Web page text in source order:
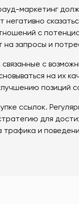
маркетинг
с
запросы и
с
на их
позиций
ссылок.
для
и